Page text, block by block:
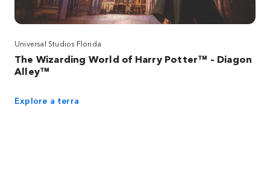
Universal Studios Florida
The Wizarding World of Harry Potter™ – Diagon
Alley™
Explore a terra